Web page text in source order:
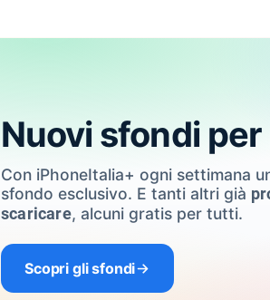
Nuovi sfondi per
Con iPhoneItalia+ ogni settimana
sfondo esclusivo. E tanti altri già
scaricare, alcuni gratis per tutti.
Scopri gli sfondi